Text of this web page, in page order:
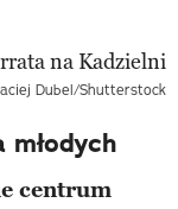
Dubel/Shutterstock
centrum